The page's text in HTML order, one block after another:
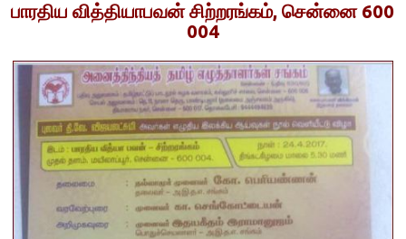
பாரதிய வித்தியாபவன் சிற்றரங்கம், சென்னை 600
004